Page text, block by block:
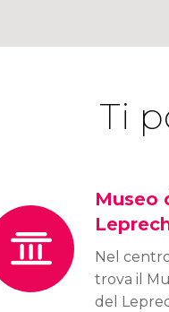
Ti
Museo
Nel
trova il
del